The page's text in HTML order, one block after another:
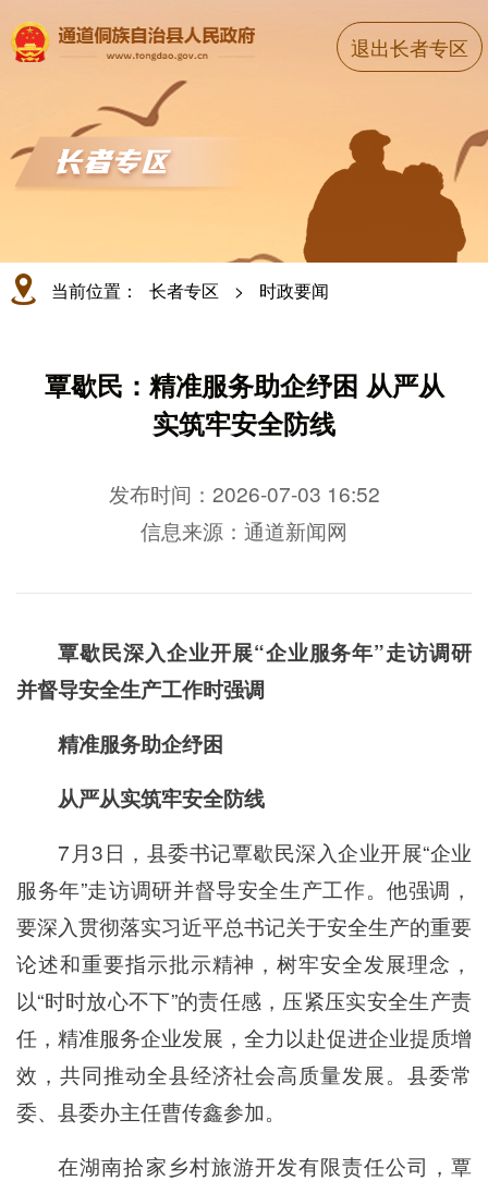
退出长者专区
当前位置： 长者专区 > 时政要闻
覃歇民：精准服务助企纾困 从严从
实筑牢安全防线
发布时间：2026-07-03 16:52
信息来源：通道新闻网
覃歇民深入企业开展“企业服务年”走访调研
并督导安全生产工作时强调
精准服务助企纾困
从严从实筑牢安全防线
7月3日，县委书记覃歇民深入企业开展“企业
服务年”走访调研并督导安全生产工作。他强调，
要深入贯彻落实习近平总书记关于安全生产的重要
论述和重要指示批示精神，树牢安全发展理念，
以“时时放心不下”的责任感，压紧压实安全生产责
任，精准服务企业发展，全力以赴促进企业提质增
效，共同推动全县经济社会高质量发展。县委常
委、县委办主任曹传鑫参加。
在湖南拾家乡村旅游开发有限责任公司，覃